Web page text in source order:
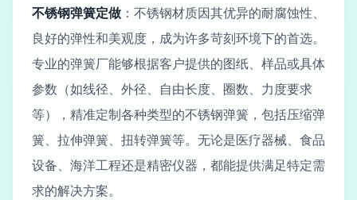
不锈钢弹簧定做 ：不锈钢材质因其优异的耐腐蚀性、
良好的弹性和美观度，成为许多苛刻环境下的首选。
专业的弹簧厂能够根据客户提供的图纸、样品或具体
参数（如线径、外径、自由长度、圈数、力度要求
等），精准定制各种类型的不锈钢弹簧，包括压缩弹
簧、拉伸弹簧、扭转弹簧等。无论是医疗器械、食品
设备、海洋工程还是精密仪器，都能提供满足特定需
求的解决方案。